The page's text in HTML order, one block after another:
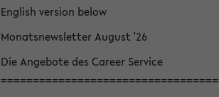
English version below
Monatsnewsletter August '26
Die Angebote des Career Service